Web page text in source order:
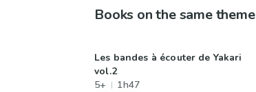
Books on the same theme
Les bandes à écouter de Yakari
vol.2
5+
1h47